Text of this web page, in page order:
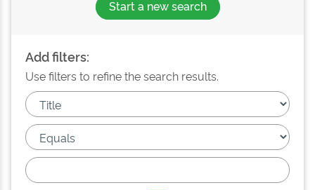
Start a new search
Add filters:
Use filters to refine the search results.